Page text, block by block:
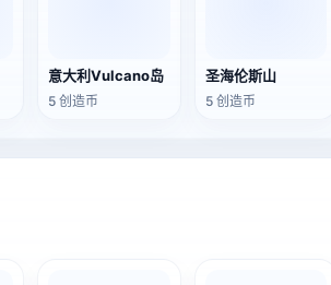
意大利Vulcano岛
5 创造币
圣海伦斯山
5 创造币